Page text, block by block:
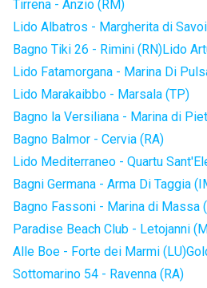
Tirrena - Anzio (RM)
Lido Albatros - Margherita di
Bagno Tiki 26 - Rimini (RN)Lido
Lido Fatamorgana - Marina Di
Lido Marakaibbo - Marsala (TP)
Bagno la Versiliana - Marina di
Bagno Balmor - Cervia (RA)
Lido Mediterraneo - Quartu
Bagni Germana - Arma Di Taggia
Bagno Fassoni - Marina di Massa
Paradise Beach Club - Letojanni
Alle Boe - Forte dei Marmi (LU)
Sottomarino 54 - Ravenna (RA)